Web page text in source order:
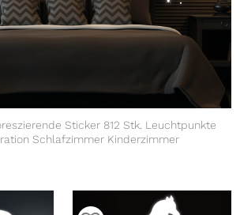
Sticker 812 Stk. Leuchtpunkte
Schlafzimmer Kinderzimmer